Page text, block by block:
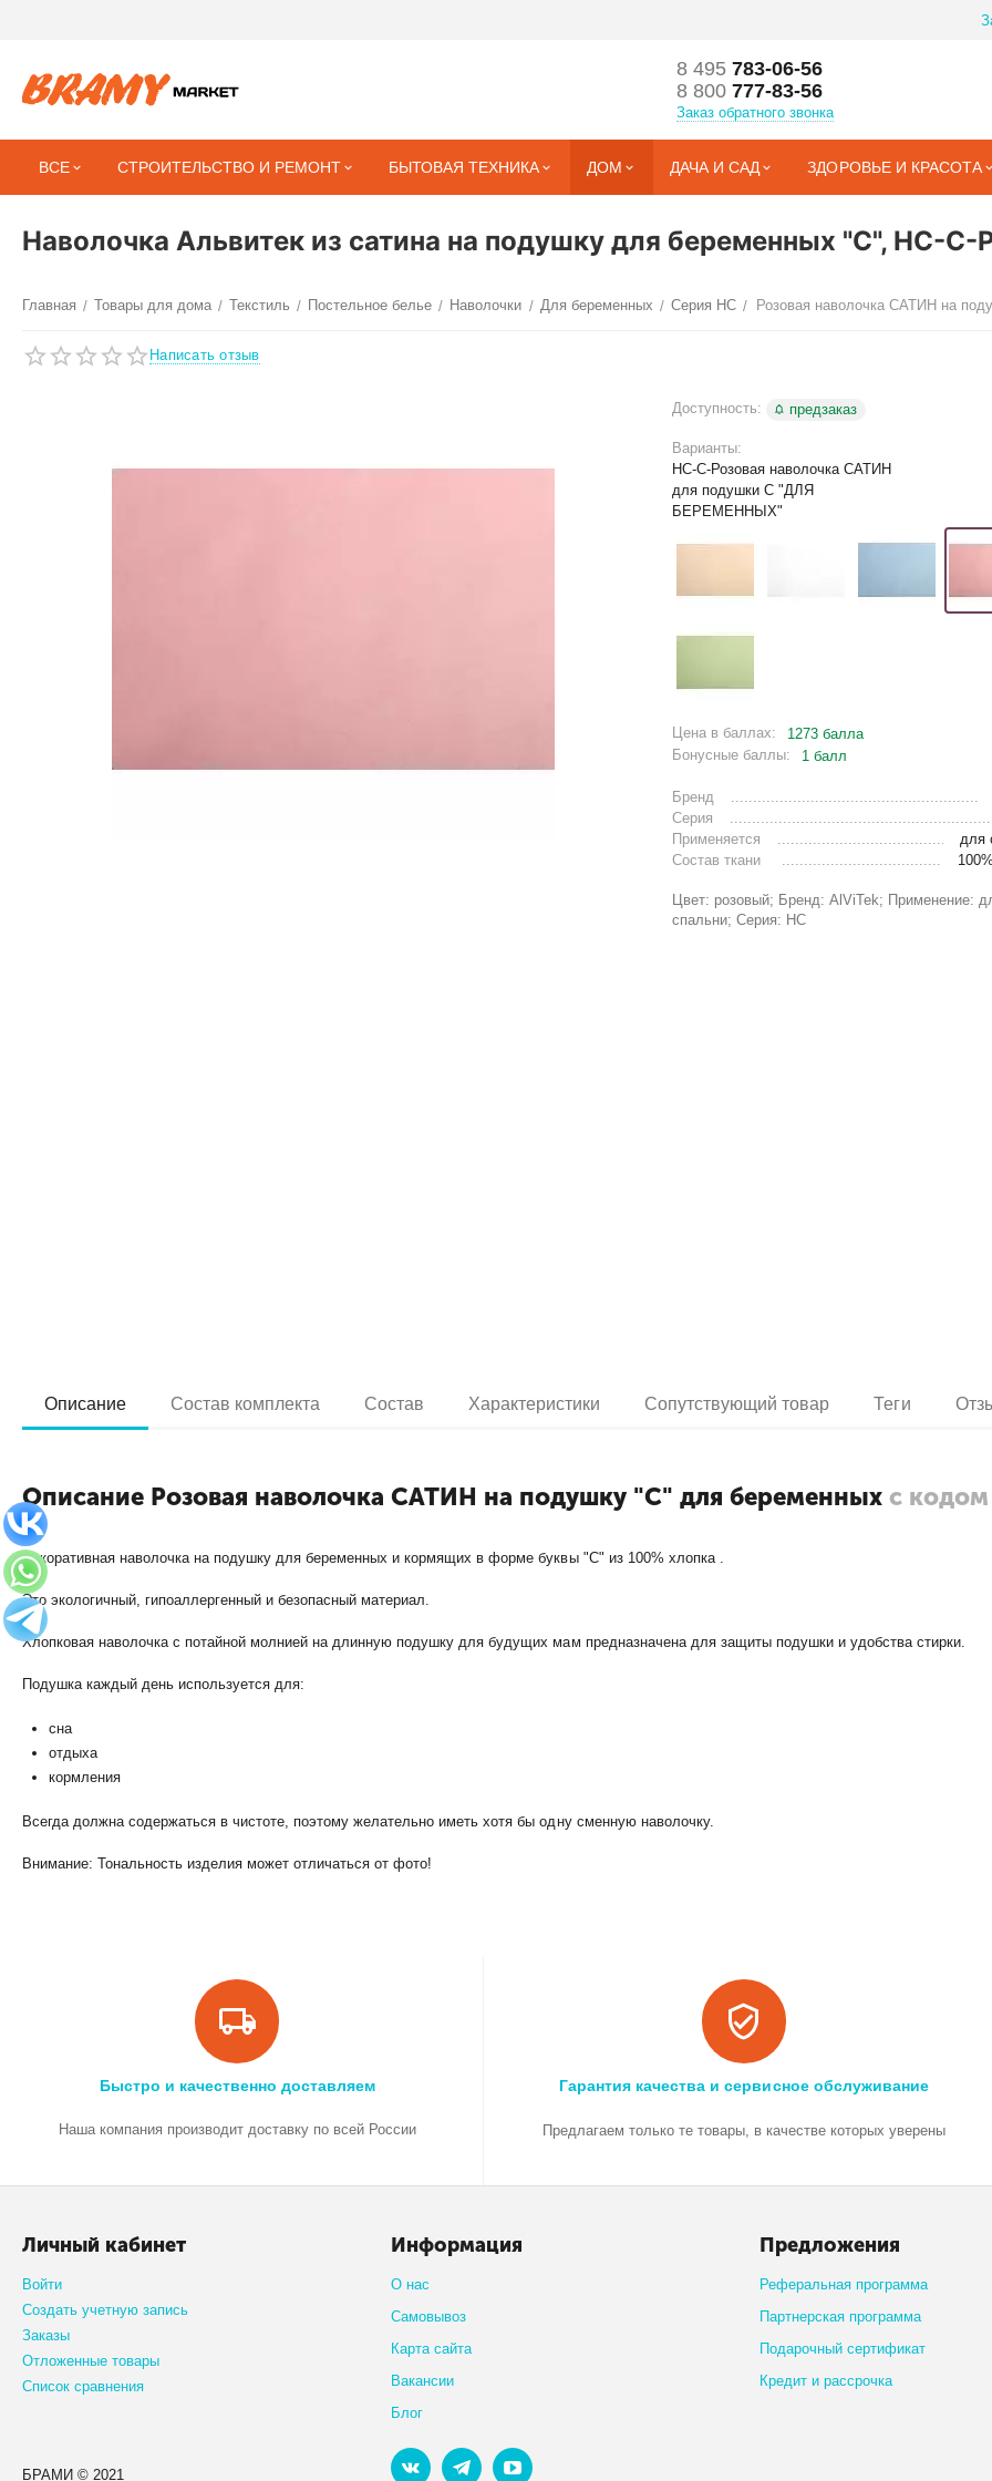
8 495783-06-56
8 800777-83-56
Заказ обратного звонка
ВСЕ СТРОИТЕЛЬСТВО И РЕМОНТ БЫТОВАЯ ТЕХНИКА ДОМ ДАЧА И САД ЗДОРОВЬЕ И КРАСОТА
Наволочка Альвитек из сатина на подушку для беременных "C", НС-С-
Главная / Товары для дома / Текстиль / Постельное белье / Наволочки / Для беременных / Серия НС /
Написать отзыв
Доступность: предзаказ
Варианты:
НС-С-Розовая наволочка САТИН
для подушки С "ДЛЯ
БЕРЕМЕННЫХ"
Цена в баллах:
1273 балла
Бонусные баллы:
1 балл
Бренд
Серия
Применяется
для
Состав ткани
Цвет: розовый; Бренд: AlViTek; Применение:
спальни; Серия: НС
Описание Состав комплекта Состав Характеристики Сопутствующий товар Теги
Описание Розовая наволочка САТИН на подушку "С" для беременных с
Декоративная наволочка на подушку для беременных и кормящих в форме буквы "С" из 100% хлопка .
Это экологичный, гипоаллергенный и безопасный материал.
Хлопковая наволочка с потайной молнией на длинную подушку для будущих мам предназначена для защиты подушки и удобства стирки.
Подушка каждый день используется для:
сна
отдыха
кормления
Всегда должна содержаться в чистоте, поэтому желательно иметь хотя бы одну сменную наволочку.
Внимание: Тональность изделия может отличаться от фото!
Быстро и качественно доставляем
Наша компания производит доставку по всей России
Гарантия качества и сервисное обслуживание
Предлагаем только те товары, в качестве которых уверены
Личный кабинет
Войти
Создать учетную запись
Заказы
Отложенные товары
Список сравнения
Информация
О нас
Самовывоз
Карта сайта
Вакансии
Блог
Предложения
Реферальная программа
Партнерская программа
Подарочный сертификат
Кредит и рассрочка
БРАМИ © 2021